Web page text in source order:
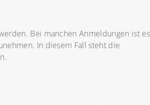
Bei manchen Anmeldungen ist es
In diesem Fall steht die